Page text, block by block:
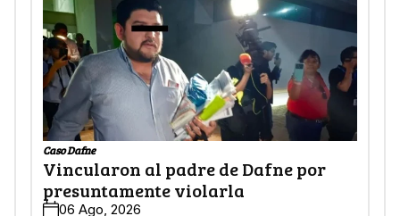
Caso Dafne
Vincularon al padre de Dafne por
presuntamente violarla
06 Ago, 2026